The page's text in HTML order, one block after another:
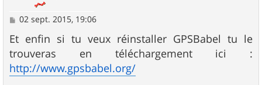
M
s
s
a
g
e
02 sept. 2015, 19:06
Et enfin si tu veux réinstaller GPSBabel tu le
trouveras en téléchargement ici :
http://www.gpsbabel.org/